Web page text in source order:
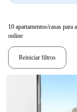
10 apartamentos/casas
online
Reiniciar filtros